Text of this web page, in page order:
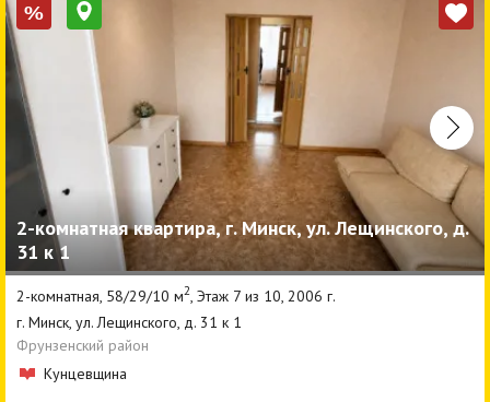
%
2-комнатная квартира, г. Минск, ул. Лещинского, д.
31 к 1
2-комнатная, 58/29/10 м2, Этаж 7 из 10, 2006 г.
г. Минск, ул. Лещинского, д. 31 к 1
Фрунзенский район
Кунцевщина